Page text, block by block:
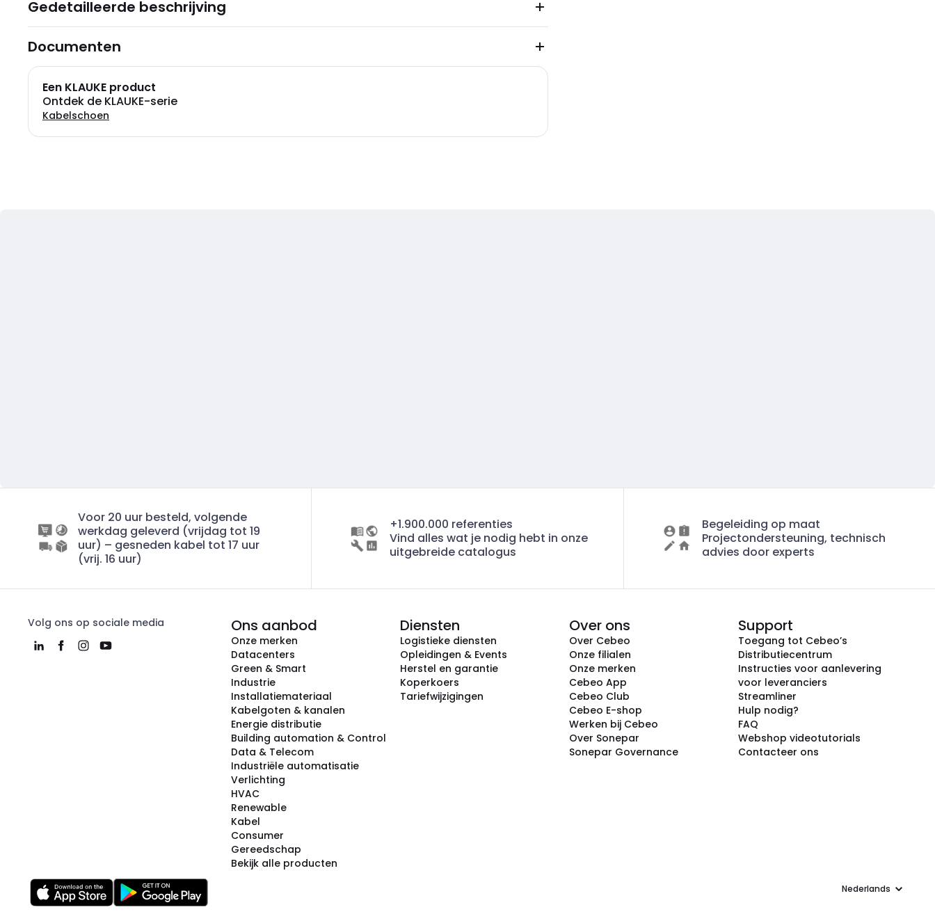
Gedetailleerde beschrijving
Documenten
Een KLAUKE product
Ontdek de KLAUKE-serie
Kabelschoen
Voor 20 uur besteld, volgende
werkdag geleverd (vrijdag tot 19
uur) – gesneden kabel tot 17 uur
(vrij. 16 uur)
+1.900.000 referenties
Vind alles wat je nodig hebt in onze
uitgebreide catalogus
Begeleiding op maat
Projectondersteuning, technisch
advies door experts
Volg ons op sociale media Ons aanbod
Onze merken
Datacenters
Green & Smart
Industrie
Installatiemateriaal
Kabelgoten & kanalen
Energie distributie
Building automation & Control
Data & Telecom
Industriële automatisatie
Verlichting
HVAC
Renewable
Kabel
Consumer
Gereedschap
Bekijk alle producten
Diensten
Logistieke diensten
Opleidingen & Events
Herstel en garantie
Koperkoers
Tariefwijzigingen
Over ons
Over Cebeo
Onze filialen
Onze merken
Cebeo App
Cebeo Club
Cebeo E-shop
Werken bij Cebeo
Over Sonepar
Sonepar Governance
Support
Toegang tot Cebeo’s
Distributiecentrum
Instructies voor aanlevering
voor leveranciers
Streamliner
Hulp nodig?
FAQ
Webshop videotutorials
Contacteer ons
Taal